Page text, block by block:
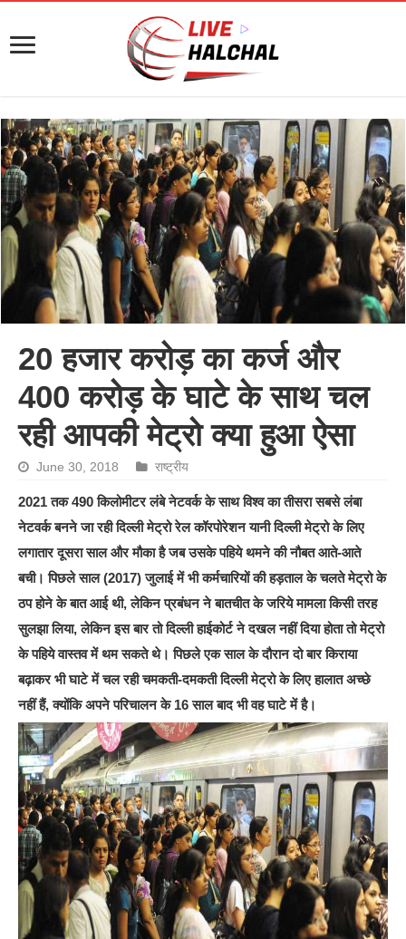
20 हजार करोड़ का कर्ज और
400 करोड़ के घाटे के साथ चल
रही आपकी मेट्रो क्या हुआ ऐसा
June 30, 2018 राष्ट्रीय
2021 तक 490 किलोमीटर लंबे नेटवर्क के साथ विश्व का तीसरा सबसे लंबा
नेटवर्क बनने जा रही दिल्ली मेट्रो रेल कॉरपोरेशन यानी दिल्ली मेट्रो के लिए
लगातार दूसरा साल और मौका है जब उसके पहिये थमने की नौबत आते-आते
बची। पिछले साल (2017) जुलाई में भी कर्मचारियों की हड़ताल के चलते मेट्रो के
ठप होने के बात आई थी, लेकिन प्रबंधन ने बातचीत के जरिये मामला किसी तरह
सुलझा लिया, लेकिन इस बार तो दिल्ली हाईकोर्ट ने दखल नहीं दिया होता तो मेट्रो
के पहिये वास्तव में थम सकते थे। पिछले एक साल के दौरान दो बार किराया
बढ़ाकर भी घाटे में चल रही चमकती-दमकती दिल्ली मेट्रो के लिए हालात अच्छे
नहीं हैं, क्योंकि अपने परिचालन के 16 साल बाद भी वह घाटे में है।